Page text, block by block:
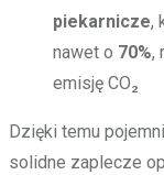
piekarnicze,
nawet o 70%,
emisję CO₂
Dzięki temu
solidne zaplecze